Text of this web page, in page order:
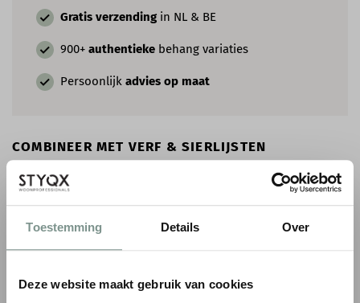
Toestemming Details Over
Deze website maakt gebruik van cookies
Gratis verzending in NL & BE
900+ authentieke behang variaties
Persoonlijk advies op maat
COMBINEER MET VERF & SIERLIJSTEN